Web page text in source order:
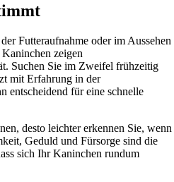
Futteraufnahme oder im Aussehen
zeigen
Suchen Sie im Zweifel frühzeitig
mit Erfahrung in der
entscheidend für eine schnelle
desto leichter erkennen Sie, wenn
Geduld und Fürsorge sind die
sich Ihr Kaninchen rundum